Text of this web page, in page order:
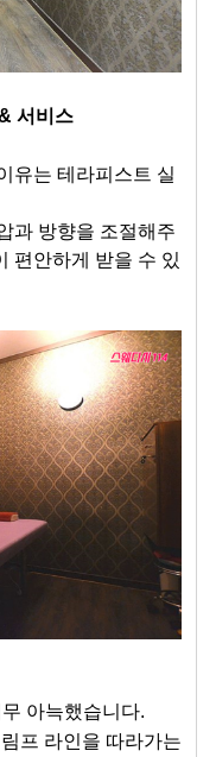
서비스
유는 테라피스트 실
과 방향을 조절해주
편안하게 받을 수 있
아늑했습니다.
프 라인을 따라가는